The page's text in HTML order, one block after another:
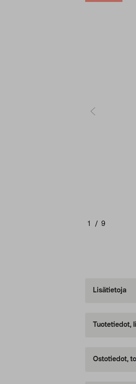
1 / 9
Lisätietoja
Tuotetiedot,
Ostotiedot,